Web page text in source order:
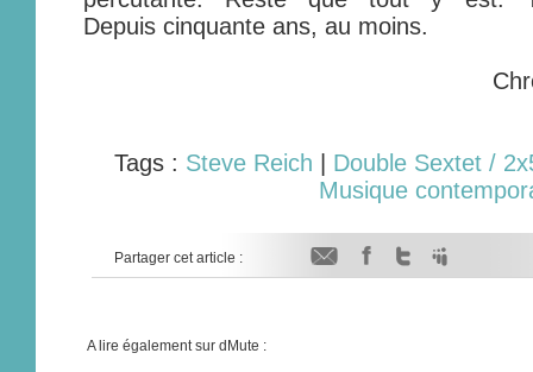
Depuis cinquante ans, au moins.
Tags : Steve Reich
Double Sextet /
Musique
Partager cet article :
A lire également sur dMute :